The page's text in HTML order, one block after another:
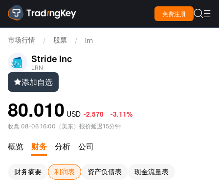
免费注册  
市场行情 / 股票 / lrn
Stride Inc
LRN
添加自选
80.010 USD -2.570 -3.11%
收盘 08-06 16:00 （ 美东） 报价延迟15分钟
概览 财务 分析 公司
财务摘要 利润表 资产负债表 现金流量表